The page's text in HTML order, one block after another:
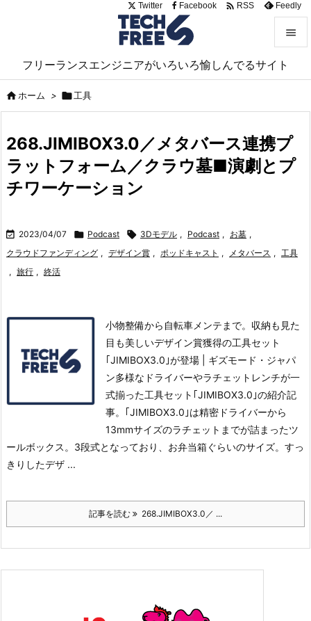
フリーランスエンジニアがいろいろ愉しんでるサイト


サイド

前へ

Twitter Facebook  RSS Feedly
ホーム > 工具
268.JIMIBOX3.0／メタバース連携プ
ラットフォーム／クラウ墓■演劇とプ
チワーケーション
 2023/04/07  Podcast  3Dモデル , Podcast , お墓 ,
クラウドファンディング , デザイン賞 , ポッドキャスト , メタバース , 工具
, 旅行 , 終活
小物整備から自転車メンテまで。収納も見た
目も美しいデザイン賞獲得の工具セット
｢JIMIBOX3.0｣が登場 | ギズモード・ジャパ
ン多様なドライバーやラチェットレンチが一
式揃った工具セット｢JIMIBOX3.0｣の紹介記
事。
｢JIMIBOX3.0｣は精密ドライバーから
13mmサイズのラチェットまでが詰まったツ
ールボックス。 3段式となっており、お弁当箱ぐらいのサイズ。すっ
きりしたデザ ...
記事を読む 268.JIMIBOX3.0／ ...